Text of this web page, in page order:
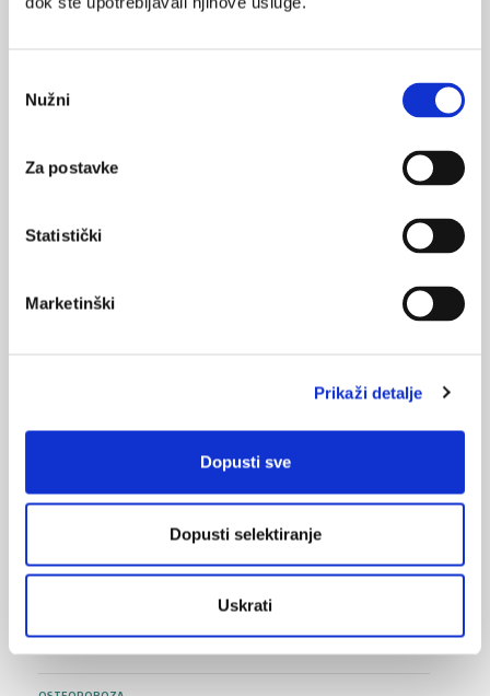
pristanka
Nužni
Za postavke
Statistički
Marketinški
Prikaži detalje
Dopusti sve
Dopusti selektiranje
Uskrati
30.05.2012.
NAJPOPULARNIJE <
POREMEĆAJI PROBAVE
Što su probiotici i kako se proizvode?
Osteoporoza – prevencija, otkrivanje i liječenje